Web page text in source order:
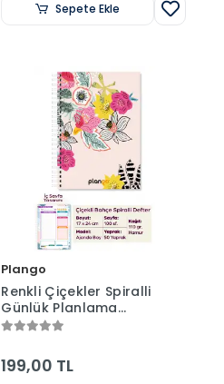
Sepete Ekle
Plango
Renkli Çiçekler Spiralli
Günlük Planlama
Defteri - 100 Sayfa -
199,00 TL